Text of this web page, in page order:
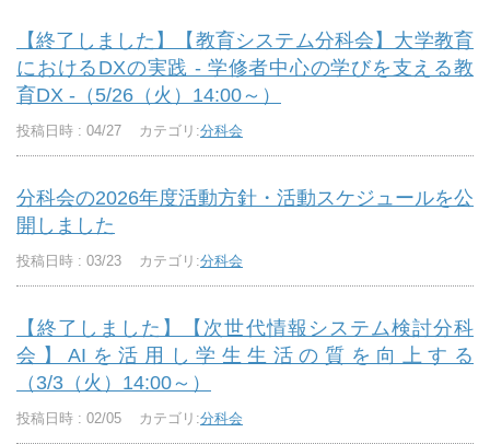
【終了しました】【教育システム分科会】大学教育
におけるDXの実践 - 学修者中心の学びを支える教
育DX -（5/26（火）14:00～）
投稿日時 : 04/27 カテゴリ:分科会
分科会の2026年度活動方針・活動スケジュールを公
開しました
投稿日時 : 03/23 カテゴリ:分科会
【終了しました】【次世代情報システム検討分科
会】AIを活用し学生生活の質を向上する
（3/3（火）14:00～）
投稿日時 : 02/05 カテゴリ:分科会